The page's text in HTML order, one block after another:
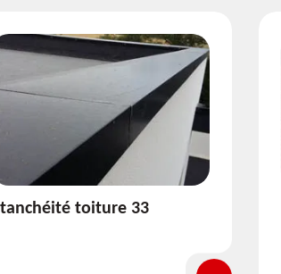
de toiture 33